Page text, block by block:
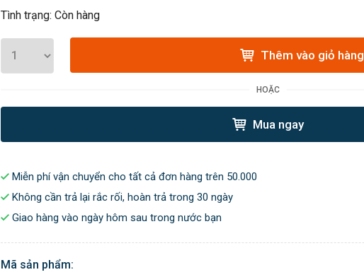
Tình trạng: Còn hàng
Thêm vào giỏ hàng
HOẶC
Mua ngay
Miễn phí vận chuyển cho tất cả đơn hàng trên 50.000
Không cần trả lại rắc rối, hoàn trả trong 30 ngày
Giao hàng vào ngày hôm sau trong nước bạn
Mã sản phẩm: